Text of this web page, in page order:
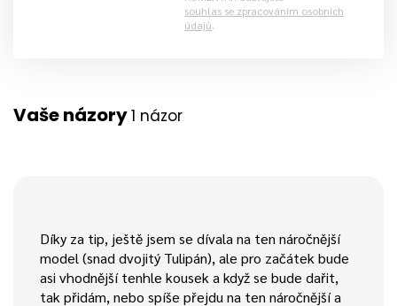
souhlas se zpracováním osobních
údajů.
Vaše názory1 názor
Díky za tip, ještě jsem se dívala na ten náročnější
model (snad dvojitý Tulipán), ale pro začátek bude
asi vhodnější tenhle kousek a když se bude dařit,
tak přidám, nebo spíše přejdu na ten náročnější a